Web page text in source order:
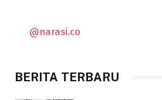
@narasi.co
BERITA TERBARU